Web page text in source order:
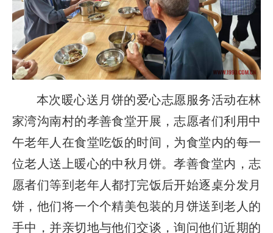
本次暖心送月饼的爱心志愿服务活动在林
家湾沟南村的孝善食堂开展，志愿者们利用中
午老年人在食堂吃饭的时间，为食堂内的每一
位老人送上暖心的中秋月饼。孝善食堂内，志
愿者们等到老年人都打完饭后开始逐桌分发月
饼，他们将一个个精美包装的月饼送到老人的
手中，并亲切地与他们交谈，询问他们近期的